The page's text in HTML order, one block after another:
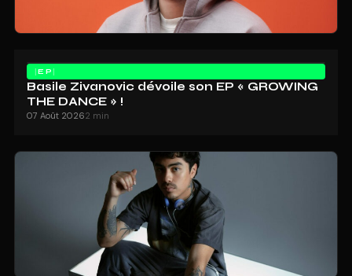
EP
Basile Zivanovic dévoile son EP « GROWING
THE DANCE » !
07 Août 20262 min